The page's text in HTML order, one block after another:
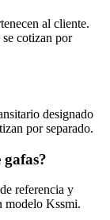
al cliente.
se cotizan por
designado
por separado.
referencia y
modelo Kssmi.